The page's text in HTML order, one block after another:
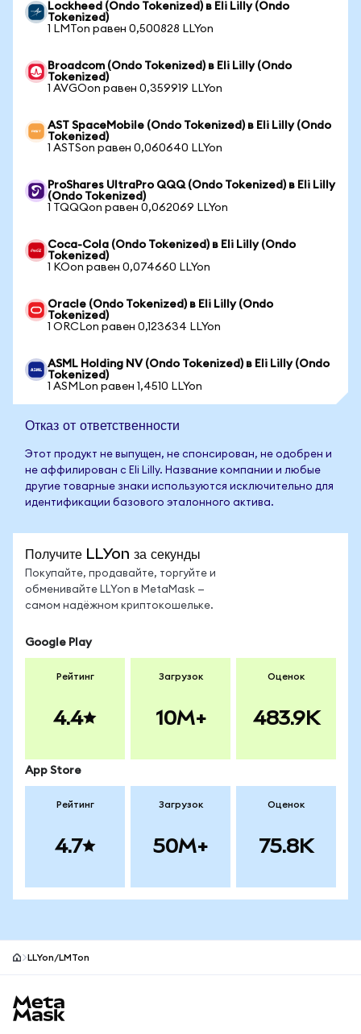
Lockheed (Ondo Tokenized) в Eli Lilly (Ondo
Tokenized)
1 LMTon равен 0,500828 LLYon
Broadcom (Ondo Tokenized) в Eli Lilly (Ondo
Tokenized)
1 AVGOon равен 0,359919 LLYon
AST SpaceMobile (Ondo Tokenized) в Eli Lilly (Ondo
Tokenized)
1 ASTSon равен 0,060640 LLYon
ProShares UltraPro QQQ (Ondo Tokenized) в Eli Lilly
(Ondo Tokenized)
1 TQQQon равен 0,062069 LLYon
Coca-Cola (Ondo Tokenized) в Eli Lilly (Ondo
Tokenized)
1 KOon равен 0,074660 LLYon
Oracle (Ondo Tokenized) в Eli Lilly (Ondo
Tokenized)
1 ORCLon равен 0,123634 LLYon
ASML Holding NV (Ondo Tokenized) в Eli Lilly (Ondo
Tokenized)
1 ASMLon равен 1,4510 LLYon
Отказ от ответственности
Этот продукт не выпущен, не спонсирован, не одобрен и
не аффилирован с Eli Lilly. Название компании и любые
другие товарные знаки используются исключительно для
идентификации базового эталонного актива.
Получите LLYon за секунды
Покупайте, продавайте, торгуйте и
обменивайте LLYon в MetaMask —
самом надёжном криптокошельке.
Google Play
Рейтинг
4.4
Загрузок
10M+
Оценок
483.9K
App Store
Рейтинг
4.7
Загрузок
50M+
Оценок
75.8K
LLYon/LMTon